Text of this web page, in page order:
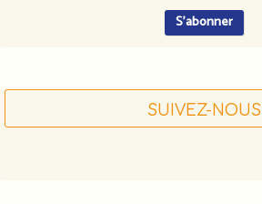
SUIVEZ-NOUS